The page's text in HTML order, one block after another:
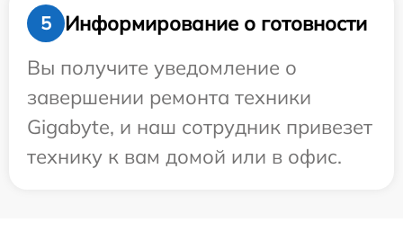
5
Информирование о готовности
Вы получите уведомление о
завершении ремонта техники
Gigabyte, и наш сотрудник привезет
технику к вам домой или в офис.